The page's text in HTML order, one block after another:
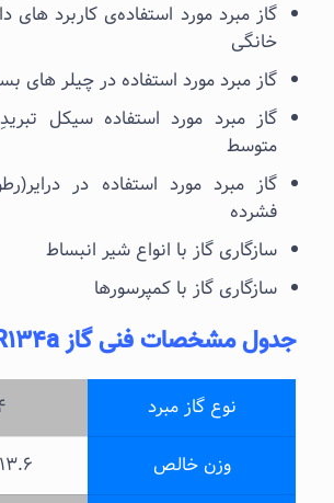
گاز مبرد مورد استفاده‌ی کاربرد های
خانگی
گاز مبرد مورد استفاده در چیلر های
گاز مبرد مورد استفاده‌ سیکل
متوسط
گاز مبرد مورد استفاده‌ در
فشرده
سازگاری گاز با انواع شیر انبساط
سازگاری گاز با کمپرسورها
جدول مشخصات فنیگاز
نوع گاز مبرد
وزن خالص
13.6 کیلوگرم